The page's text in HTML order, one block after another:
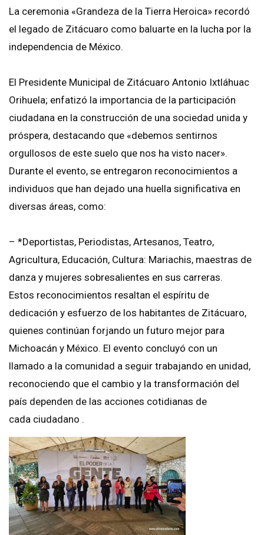
La ceremonia «Grandeza de la Tierra Heroica» recordó
el legado de Zitácuaro como baluarte en la lucha por la
independencia de México.
El Presidente Municipal de Zitácuaro Antonio Ixtláhuac
Orihuela; enfatizó la importancia de la participación
ciudadana en la construcción de una sociedad unida y
próspera, destacando que «debemos sentirnos
orgullosos de este suelo que nos ha visto nacer».
Durante el evento, se entregaron reconocimientos a
individuos que han dejado una huella significativa en
diversas áreas, como:
– *Deportistas, Periodistas, Artesanos, Teatro,
Agricultura, Educación, Cultura: Mariachis, maestras de
danza y mujeres sobresalientes en sus carreras.
Estos reconocimientos resaltan el espíritu de
dedicación y esfuerzo de los habitantes de Zitácuaro,
quienes continúan forjando un futuro mejor para
Michoacán y México. El evento concluyó con un
llamado a la comunidad a seguir trabajando en unidad,
reconociendo que el cambio y la transformación del
país dependen de las acciones cotidianas de
cada ciudadano .